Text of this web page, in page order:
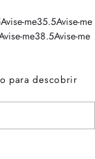
Avise-me35.5Avise-me
me38.5Avise-me
para descobrir